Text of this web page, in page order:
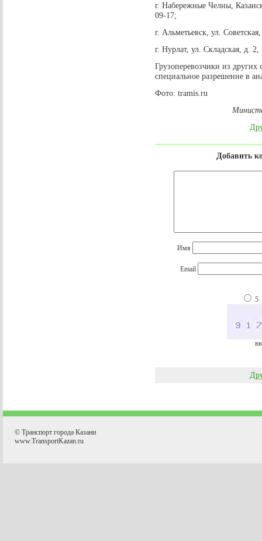
г. Набережные Челны,
09-17;
г. Альметьевск, ул.
г. Нурлат, ул. Складская, д.
Грузоперевозчики из
специальное разрешение в
Фото: tramis.ru
Добавить
Имя
Email
5
© Транспорт города Казани
www.TransportKazan.ru